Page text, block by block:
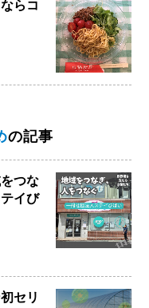
らコ
の記事
つな
イび
セリ